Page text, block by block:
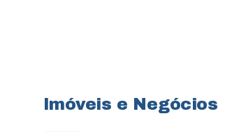
Imóveis e Negócios